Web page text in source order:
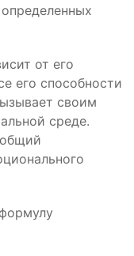
от его
его способности
своим
среде.